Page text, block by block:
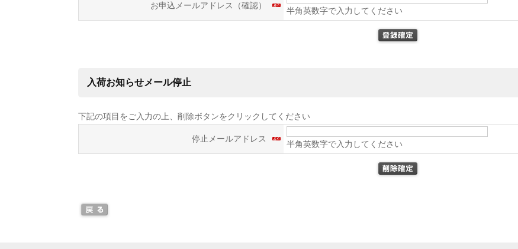
お申込メールアドレス（確認）
半角英数字で入力してください
入荷お知らせメール停止
下記の項目をご入力の上、削除ボタンをクリックしてください
停止メールアドレス
半角英数字で入力してください